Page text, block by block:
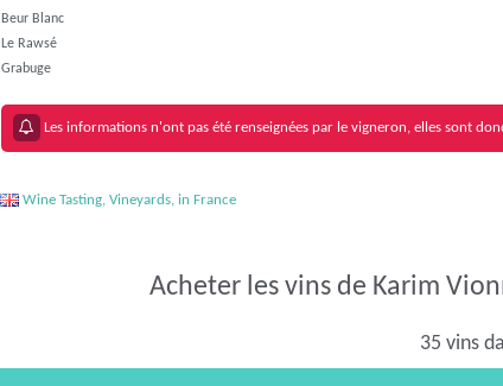
Beur Blanc
Le Rawsé
Grabuge
Les informations n'ont pas été renseignées par le vigneron, elles sont
Wine Tasting, Vineyards, in France
Acheter les vins de Karim
35 vins